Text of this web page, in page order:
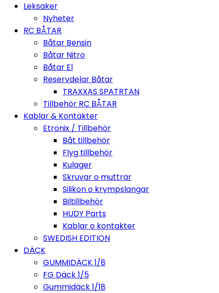
Leksaker
Nyheter
RC BÅTAR
Båtar Bensin
Båtar Nitro
Båtar El
Reservdelar Båtar
TRAXXAS SPATRTAN
Tillbehör RC BÅTAR
Kablar & Kontakter
Etronix / Tillbehör
Båt tillbehör
Flyg tillbehör
Kulager
Skruvar o muttrar
Silikon o krympslangar
Biltillbehör
HUDY Parts
Kablar o kontakter
SWEDISH EDITION
DÄCK
GUMMIDÄCK 1/8
FG Däck 1/5
Gummidäck 1/18